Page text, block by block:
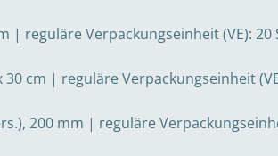
| reguläre Verpackungseinheit (VE): 20
cm | reguläre Verpackungseinheit
200 mm | reguläre